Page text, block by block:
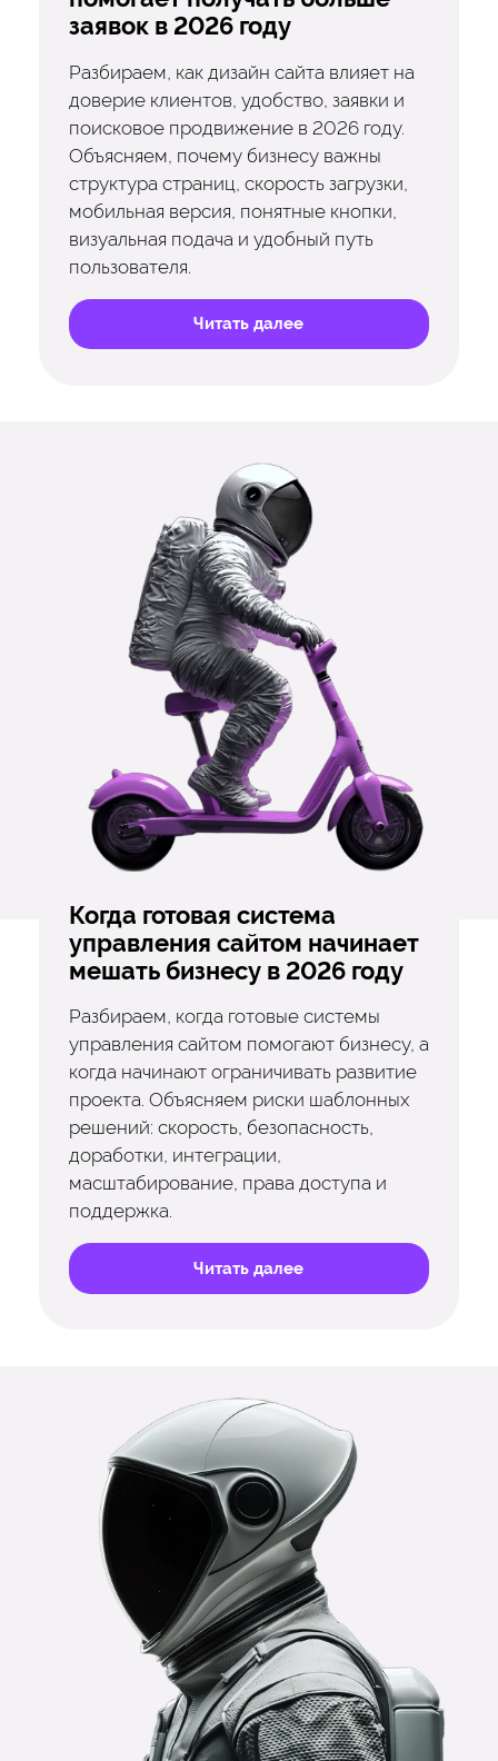
заявок в 2026 году
Разбираем, как дизайн сайта влияет на
доверие клиентов, удобство, заявки и
поисковое продвижение в 2026 году.
Объясняем, почему бизнесу важны
структура страниц, скорость загрузки,
мобильная версия, понятные кнопки,
визуальная подача и удобный путь
пользователя.
Читать далее
Когда готовая система
управления сайтом начинает
мешать бизнесу в 2026 году
Разбираем, когда готовые системы
управления сайтом помогают бизнесу, а
когда начинают ограничивать развитие
проекта. Объясняем риски шаблонных
решений: скорость, безопасность,
доработки, интеграции,
масштабирование, права доступа и
поддержка.
Читать далее